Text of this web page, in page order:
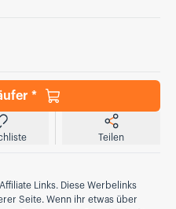
*
Teilen
Links. Diese Werbelinks
Seite. Wenn ihr etwas über